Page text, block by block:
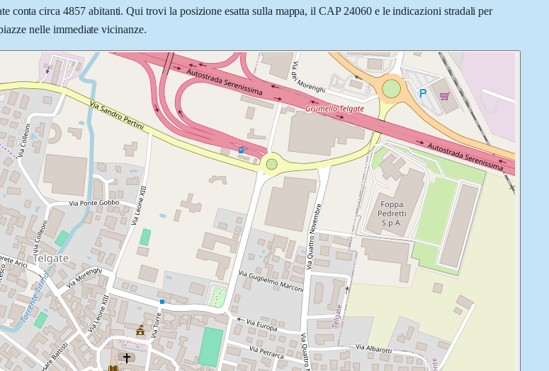
circa 4857 abitanti. Qui trovi la posizione esatta sulla mappa, il CAP 24060 e le indicazioni stradali per
nelle immediate vicinanze.